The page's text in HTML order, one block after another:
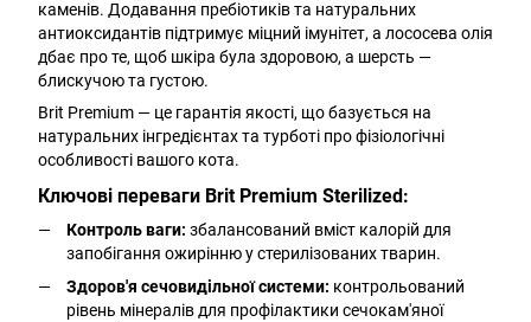
каменів. Додавання пребіотиків та натуральних
антиоксидантів підтримує міцний імунітет, а лососева олія
дбає про те, щоб шкіра була здоровою, а шерсть —
блискучою та густою.
Brit Premium — це гарантія якості, що базується на
натуральних інгредієнтах та турботі про фізіологічні
особливості вашого кота.
Ключові переваги Brit Premium Sterilized:
Контроль ваги: збалансований вміст калорій для
запобігання ожирінню у стерилізованих тварин.
Здоров'я сечовидільної системи: контрольований
рівень мінералів для профілактики сечокам'яної